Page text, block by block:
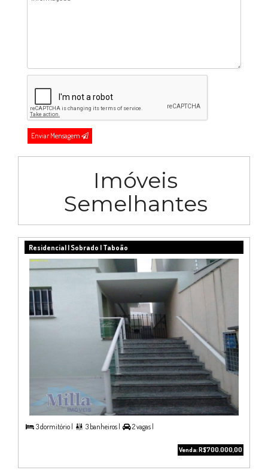
Enviar Mensagem
Imóveis
Semelhantes
Residencial | Sobrado | Taboão
 3 dormitório |  3 banheiros | 2 vagas |
Venda: R$700.000,00